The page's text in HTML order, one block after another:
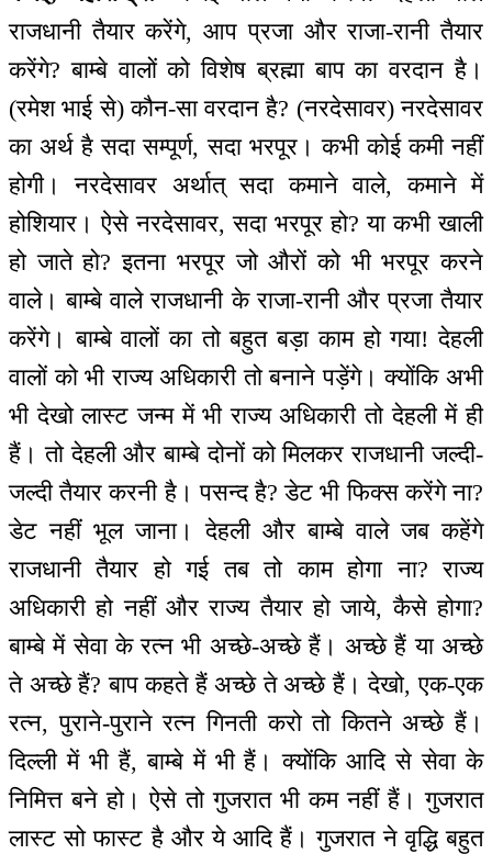
राजधानी तैयार करेंगे, आप प्रजा और राजा-रानी तैयार
करेंगे? बाम्बे वालों को विशेष ब्रह्मा बाप का वरदान है।
(रमेश भाई से) कौन-सा वरदान है? (नरदेसावर) नरदेसावर
का अर्थ है सदा सम्पूर्ण, सदा भरपूर। कभी कोई कमी नहीं
होगी। नरदेसावर अर्थात् सदा कमाने वाले, कमाने में
होशियार। ऐसे नरदेसावर, सदा भरपूर हो? या कभी खाली
हो जाते हो? इतना भरपूर जो औरों को भी भरपूर करने
वाले। बाम्बे वाले राजधानी के राजा-रानी और प्रजा तैयार
करेंगे। बाम्बे वालों का तो बहुत बड़ा काम हो गया! देहली
वालों को भी राज्य अधिकारी तो बनाने पड़ेंगे। क्योंकि अभी
भी देखो लास्ट जन्म में भी राज्य अधिकारी तो देहली में ही
हैं। तो देहली और बाम्बे दोनों को मिलकर राजधानी जल्दी-
जल्दी तैयार करनी है। पसन्द है? डेट भी फिक्स करेंगे ना?
डेट नहीं भूल जाना। देहली और बाम्बे वाले जब कहेंगे
राजधानी तैयार हो गई तब तो काम होगा ना? राज्य
अधिकारी हो नहीं और राज्य तैयार हो जाये, कैसे होगा?
बाम्बे में सेवा के रत्न भी अच्छे-अच्छे हैं। अच्छे हैं या अच्छे
ते अच्छे हैं? बाप कहते हैं अच्छे ते अच्छे हैं। देखो, एक-एक
रत्न, पुराने-पुराने रत्न गिनती करो तो कितने अच्छे हैं।
दिल्ली में भी हैं, बाम्बे में भी हैं। क्योंकि आदि से सेवा के
निमित्त बने हो। ऐसे तो गुजरात भी कम नहीं हैं। गुजरात
लास्ट सो फास्ट है और ये आदि हैं। गुजरात ने वृद्धि बहुत